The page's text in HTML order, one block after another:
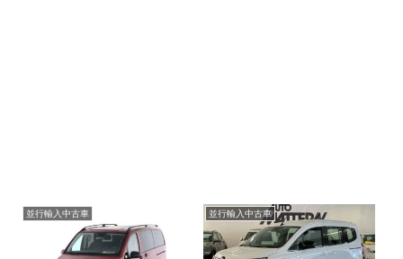
並行輸入中古車 並行輸入中古車